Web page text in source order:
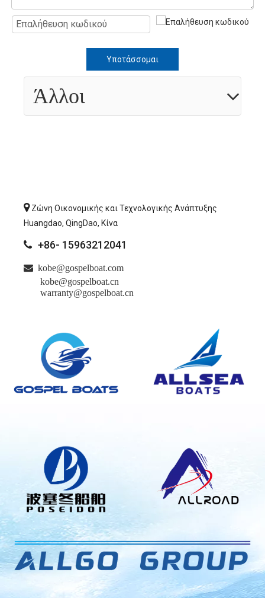
Υποτάσσομαι
Άλλοι
Ζώνη Οικονομικής και Τεχνολογικής Ανάπτυξης
Huangdao, QingDao, Κίνα
 +86- 15963212041
 kobe@gospelboat.com
kobe@gospelboat.cn
warranty@gospelboat.cn